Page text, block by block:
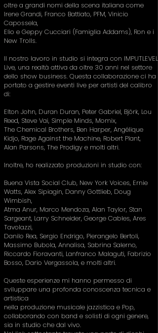
oltre a grandi nomi della scena italiana come
Irene Grandi, Franco Battiato, PFM, Vinicio
Capossela,
Elio e Geppy Cucciari (Famiglia Addams), Ron e i
New Trolls.
Il nostro lavoro in studio si integra con IMPUTLEVEL
Live, una realtà attiva da oltre 30 anni nel settore
dello show business. Questa collaborazione ci ha
portato a gestire eventi live per artisti del calibro
di:
Elton John, Duran Duran, Peter Gabriel, Björk, Lou
Reed, Steve Vai, Simple Minds, Momix,
The Chemical Brothers, Ben Harper, Angélique
Kidjo, Rage Against the Machine, Robert Plant,
Alan Parsons, The Prodigy e molti altri.
Inoltre, ho realizzato produzioni in studio con:
Buena Vista Social Club, New York Voices, Ernie
Watts, Alex Sipiagin, Danny Gottlieb, Doug
Wimbish,
Atma Anur, Marco Mendoza, Alan Taylor, Stan
Sargeant, Larry Schneider, George Cables, Ares
Tavolazzi,
Danilo Rea, Sergio Endrigo, Pierangelo Bertoli,
Massimo Bubola, Annalisa, Sabrina Salerno,
Riccardo Fioravanti, Lanfranco Malaguti, Fabrizio
Bosso, Dario Vergassola, e molti altri.
Queste esperienze mi hanno permesso di
sviluppare una profonda conoscenza tecnica e
artistica
nella produzione musicale jazzistica e Pop,
collaborando con band e solisti di ogni genere,
sia in studio che dal vivo.